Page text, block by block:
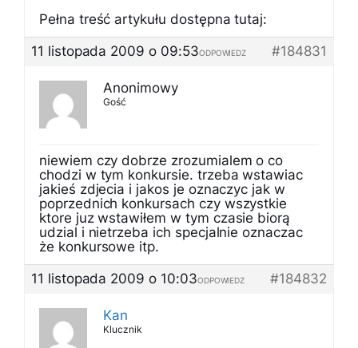
Pełna treść artykułu dostępna tutaj:
11 listopada 2009 o 09:53
#184831
ODPOWIEDZ
Anonimowy
Gość
niewiem czy dobrze zrozumialem o co
chodzi w tym konkursie. trzeba wstawiac
jakieś zdjecia i jakos je oznaczyc jak w
poprzednich konkursach czy wszystkie
ktore juz wstawiłem w tym czasie biorą
udzial i nietrzeba ich specjalnie oznaczac
że konkursowe itp.
11 listopada 2009 o 10:03
#184832
ODPOWIEDZ
Kan
Klucznik